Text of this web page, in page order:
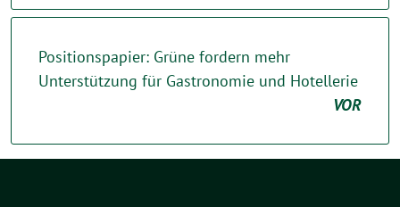
Positionspapier: Grüne fordern mehr
Unterstützung für Gastronomie und Hotellerie
VOR